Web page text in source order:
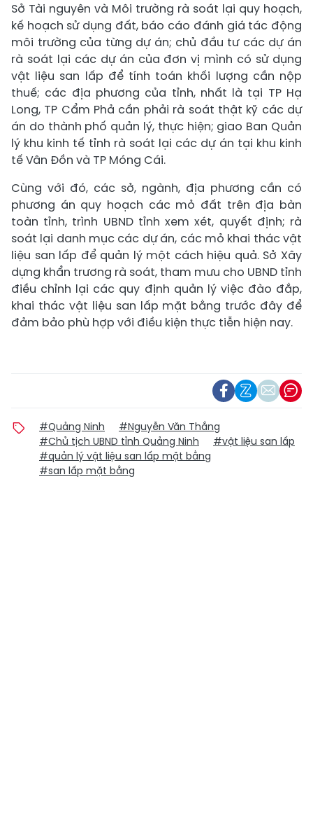
Sở Tài nguyên và Môi trường rà soát lại quy hoạch,
kế hoạch sử dụng đất, báo cáo đánh giá tác động
môi trường của từng dự án; chủ đầu tư các dự án
rà soát lại các dự án của đơn vị mình có sử dụng
vật liệu san lấp để tính toán khối lượng cần nộp
thuế; các địa phương của tỉnh, nhất là tại TP Hạ
Long, TP Cẩm Phả cần phải rà soát thật kỹ các dự
án do thành phố quản lý, thực hiện; giao Ban Quản
lý khu kinh tế tỉnh rà soát lại các dự án tại khu kinh
tế Vân Đồn và TP Móng Cái.
Cùng với đó, các sở, ngành, địa phương cần có
phương án quy hoạch các mỏ đất trên địa bàn
toàn tỉnh, trình UBND tỉnh xem xét, quyết định; rà
soát lại danh mục các dự án, các mỏ khai thác vật
liệu san lấp để quản lý một cách hiệu quả. Sở Xây
dựng khẩn trương rà soát, tham mưu cho UBND tỉnh
điều chỉnh lại các quy định quản lý việc đào đắp,
khai thác vật liệu san lấp mặt bằng trước đây để
đảm bảo phù hợp với điều kiện thực tiễn hiện nay.
#Quảng Ninh
#Nguyễn Văn Thắng
#Chủ tịch UBND tỉnh Quảng Ninh
#vật liệu san lấp
#quản lý vật liệu san lấp mặt bằng
#san lấp mặt bằng